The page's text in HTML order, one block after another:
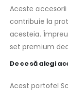
Aceste
contribuie la
acesteia.
set premium
De ce să alegi
Acest portofel